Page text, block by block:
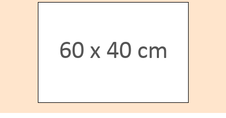
60 x 40 cm